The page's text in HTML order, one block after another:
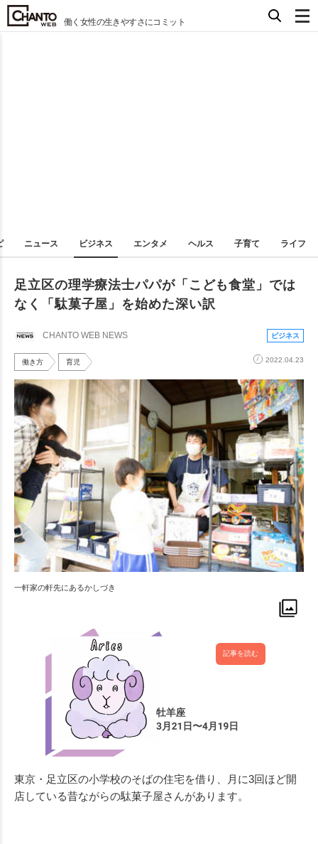
働く女性の生きやすさにコミット
ニュース ビジネス エンタメ ヘルス 子育て ライフ
足立区の理学療法士パパが「こども食堂」では
なく「駄菓子屋」を始めた深い訳
CHANTO WEB NEWS ビジネス
働き方 育児 2022.04.23
一軒家の軒先にあるかしづき
記事を読む
東京・足立区の小学校のそばの住宅を借り、月に3回ほど開
店している昔ながらの駄菓子屋さんがあります。